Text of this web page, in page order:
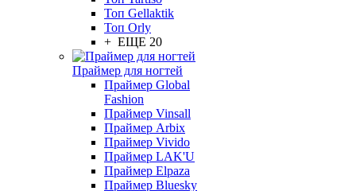
Топ Gellaktik
Топ Orly
+ ЕЩЕ 20
Праймер для ногтей
Праймер Global
Fashion
Праймер Vinsall
Праймер Arbix
Праймер Vivido
Праймер LAK'U
Праймер Elpaza
Праймер Bluesky